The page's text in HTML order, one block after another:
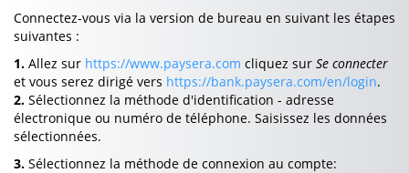
Connectez-vous via la version de bureau en suivant les étapes
suivantes :
1. Allez sur https://www.paysera.com cliquez sur Se connecter
et vous serez dirigé vers https://bank.paysera.com/en/login.
2. Sélectionnez la méthode d'identification - adresse
électronique ou numéro de téléphone. Saisissez les données
sélectionnées.
3. Sélectionnez la méthode de connexion au compte: